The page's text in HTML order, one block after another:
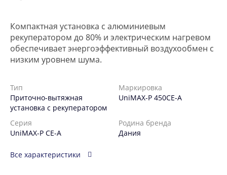
Компактная установка с алюминиевым
рекуператором до 80% и электрическим нагревом
обеспечивает энергоэффективный воздухообмен с
низким уровнем шума.
Тип
Приточно-вытяжная
установка с рекуператором
Маркировка
UniMAX-P 450CE-A
Серия
UniMAX-P CE-A
Родина бренда
Дания
Все характеристики